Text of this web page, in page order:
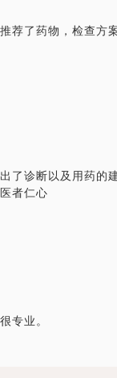
荐了药物，检查方
了诊断以及用药的
者仁心
专业。